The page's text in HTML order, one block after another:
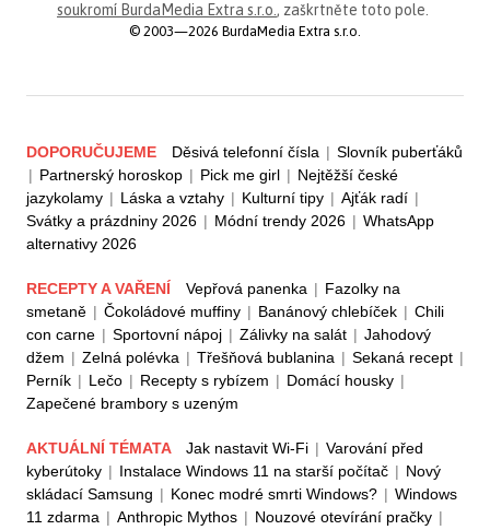
soukromí BurdaMedia Extra s.r.o., zaškrtněte toto pole.
© 2003—2026 BurdaMedia Extra s.r.o.
DOPORUČUJEME Děsivá telefonní čísla | Slovník puberťáků
| Partnerský horoskop | Pick me girl | Nejtěžší české
jazykolamy | Láska a vztahy | Kulturní tipy | Ajťák radí |
Svátky a prázdniny 2026 | Módní trendy 2026 | WhatsApp
alternativy 2026
RECEPTY A VAŘENÍ Vepřová panenka | Fazolky na
smetaně | Čokoládové muffiny | Banánový chlebíček | Chili
con carne | Sportovní nápoj | Zálivky na salát | Jahodový
džem | Zelná polévka | Třešňová bublanina | Sekaná recept |
Perník | Lečo | Recepty s rybízem | Domácí housky |
Zapečené brambory s uzeným
AKTUÁLNÍ TÉMATA Jak nastavit Wi-Fi | Varování před
kyberútoky | Instalace Windows 11 na starší počítač | Nový
skládací Samsung | Konec modré smrti Windows? | Windows
11 zdarma | Anthropic Mythos | Nouzové otevírání pračky |